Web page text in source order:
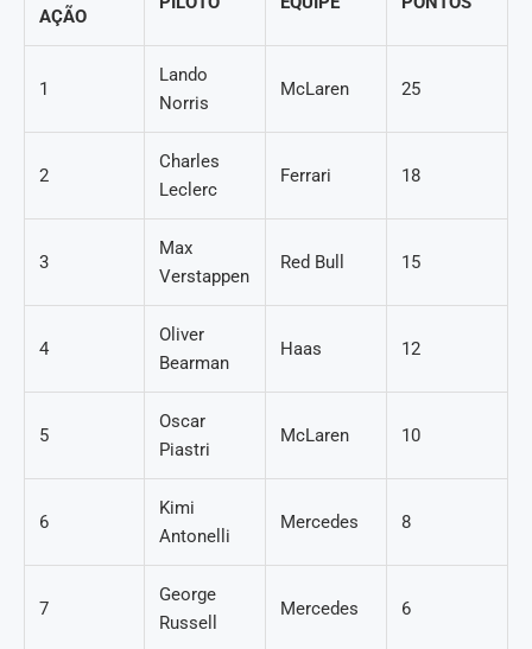
AÇÃO
1
Lando
Norris
McLaren 25
2
Charles
Leclerc
Ferrari 18
3
Max
Verstappen
Red Bull 15
4
Oliver
Bearman
Haas 12
5
Oscar
Piastri
McLaren 10
6
Kimi
Antonelli
Mercedes 8
7
George
Russell
Mercedes 6